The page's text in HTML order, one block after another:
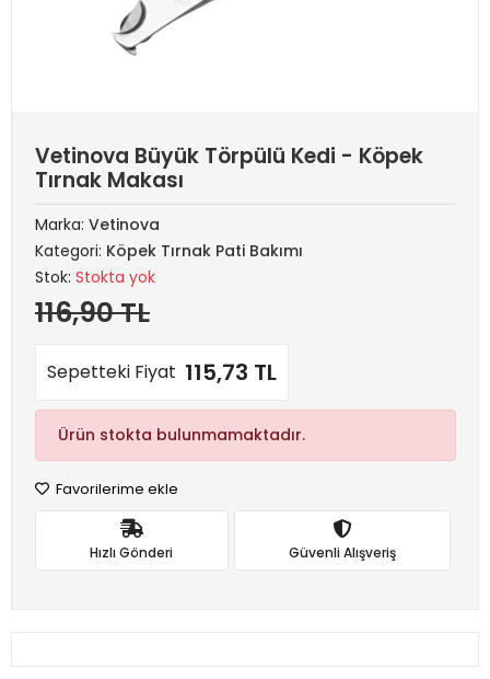
Vetinova Büyük Törpülü Kedi - Köpek
Tırnak Makası
Marka: Vetinova
Kategori: Köpek Tırnak Pati Bakımı
Stok: Stokta yok
116,90 TL
Sepetteki Fiyat 115,73 TL
Ürün stokta bulunmamaktadır.
Favorilerime ekle
Hızlı Gönderi Güvenli Alışveriş